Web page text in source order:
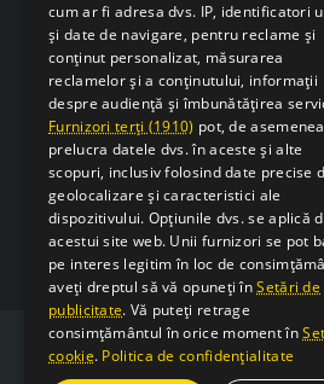
Copyright 2026 SarcSudex.ro Website
cum ar fi adresa dvs. IP, identificatori
și date de navigare, pentru reclame și
conținut personalizat, măsurarea
reclamelor și a conținutului, informații
despre audiență și îmbunătățirea
Furnizori terți (1910) pot, de
prelucra datele dvs. în aceste și alte
scopuri, inclusiv folosind date precise
geolocalizare și caracteristici ale
dispozitivului. Opțiunile dvs. se aplică
acestui site web. Unii furnizori se pot
pe interes legitim în loc de
aveți dreptul să vă opuneți înSetări de
publicitate. Vă puteți retrage
consimțământul în orice moment în
cookie. Politica de confidențialitate